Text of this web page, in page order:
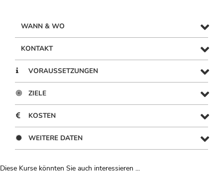
WANN & WO
KONTAKT
VORAUSSETZUNGEN
ZIELE
KOSTEN
WEITERE DATEN
Diese Kurse könnten Sie auch interessieren ...